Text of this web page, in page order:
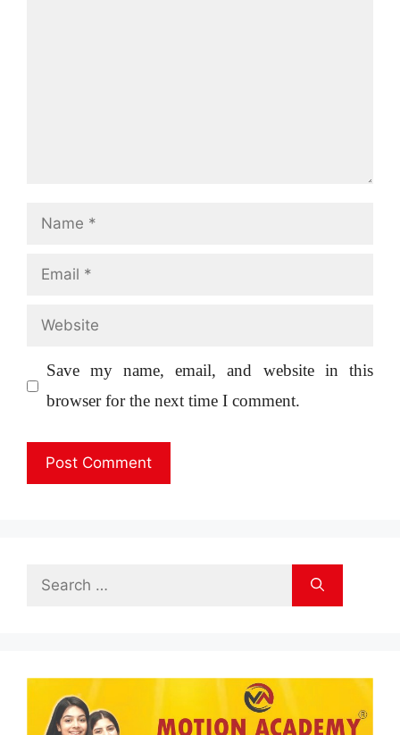
Name
Email
Website
Save my name, email, and website in this
browser for the next time I comment.
Search